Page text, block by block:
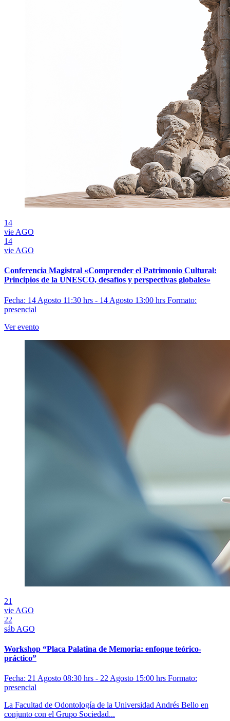
14
vie AGO
14
vie AGO
Conferencia Magistral «Comprender el Patrimonio Cultural:
Principios de la UNESCO, desafíos y perspectivas globales»
Fecha: 14 Agosto 11:30 hrs - 14 Agosto 13:00 hrs Formato:
presencial
Ver evento
21
vie AGO
22
sáb AGO
Workshop “Placa Palatina de Memoria: enfoque teórico-
práctico”
Fecha: 21 Agosto 08:30 hrs - 22 Agosto 15:00 hrs Formato:
presencial
La Facultad de Odontología de la Universidad Andrés Bello en
conjunto con el Grupo Sociedad...